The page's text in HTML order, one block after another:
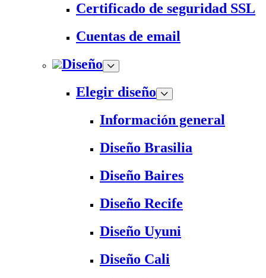
Certificado de seguridad SSL
Cuentas de email
Diseño
Elegir diseño
Información general
Diseño Brasilia
Diseño Baires
Diseño Recife
Diseño Uyuni
Diseño Cali